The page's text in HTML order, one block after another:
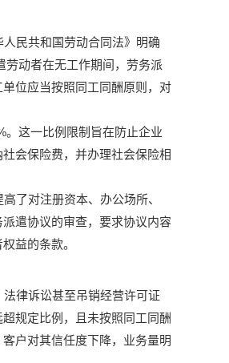
民共和国劳动合同法》明确
劳动者在无工作期间，劳务派
位应当按照同工同酬原则，对
。这一比例限制旨在防止企业
会保险费，并办理社会保险相
了对注册资本、办公场所、
遣协议的审查，要求协议内容
益的条款。
律诉讼甚至吊销经营许可证
规定比例，且未按照同工同酬
户对其信任度下降，业务量明